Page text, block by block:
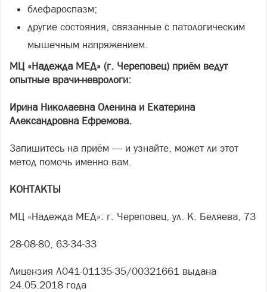
блефароспазм;
другие состояния, связанные с патологическим
мышечным напряжением.
МЦ «Надежда МЕД» (г. Череповец) приём ведут
опытные врачи-неврологи:
Ирина Николаевна Оленина и Екатерина
Александровна Ефремова.
Запишитесь на приём — и узнайте, может ли этот
метод помочь именно вам.
КОНТАКТЫ
МЦ «Надежда МЕД»: г. Череповец, ул. К. Беляева, 73
28-08-80, 63-34-33
Лицензия Л041-01135-35/00321661 выдана
24.05.2018 года